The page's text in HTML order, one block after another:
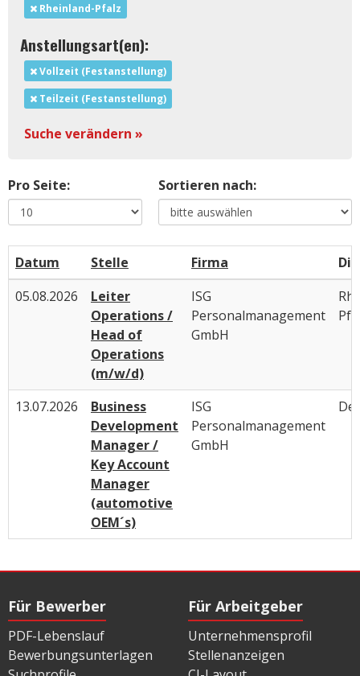
Rheinland-Pfalz
Anstellungsart(en):
Vollzeit (Festanstellung)
Teilzeit (Festanstellung)
Suche verändern »
Pro Seite: Sortieren nach:
Datum Stelle Firma
05.08.2026
Leiter
Operations /
Head of
Operations
(m/w/d)
ISG
Personalmanagement
GmbH
13.07.2026
Business
Development
Manager /
Key Account
Manager
(automotive
OEM´s)
ISG
Personalmanagement
GmbH
Für Bewerber
PDF-Lebenslauf
Bewerbungsunterlagen
Für Arbeitgeber
Unternehmensprofil
Stellenanzeigen